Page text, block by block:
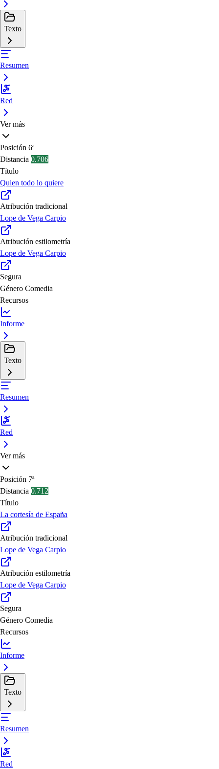
Texto
Resumen
Red
Ver más
Posición 6ª
Distancia 0.706
Título
Quien todo lo quiere
Atribución tradicional
Lope de Vega Carpio
Atribución estilometría
Lope de Vega Carpio
Segura
Género Comedia
Recursos
Informe
Texto
Resumen
Red
Ver más
Posición 7ª
Distancia 0.712
Título
La cortesía de España
Atribución tradicional
Lope de Vega Carpio
Atribución estilometría
Lope de Vega Carpio
Segura
Género Comedia
Recursos
Informe
Texto
Resumen
Red